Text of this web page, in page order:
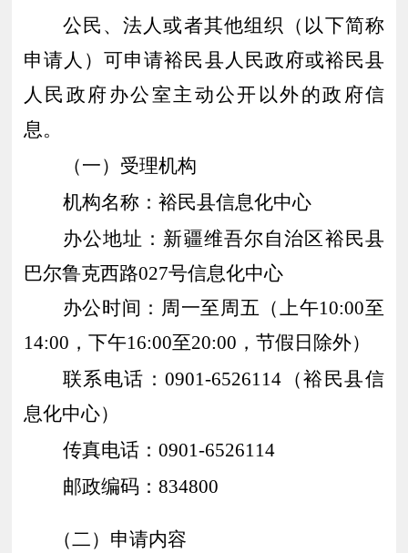
公民、法人或者其他组织（以下简称
申请人）可申请裕民县人民政府或裕民县
人民政府办公室主动公开以外的政府信
息。
（一）受理机构
机构名称： 裕民县信息化中心
办公地址：新疆维吾尔自治区裕民县
巴尔鲁克西路027号信息化中心
办公时间：周一至周五（上午10:00至
14:00，下午16:00至20:00，节假日除外）
联系电话：0901-6526114 （裕民县信
息化中心）
传真电话： 0901-6526114
邮政编码： 834800
（二）申请内容